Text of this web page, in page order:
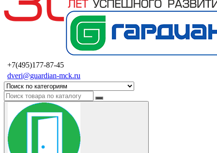
+7(495)177-87-45
dveri@guardian-mck.ru